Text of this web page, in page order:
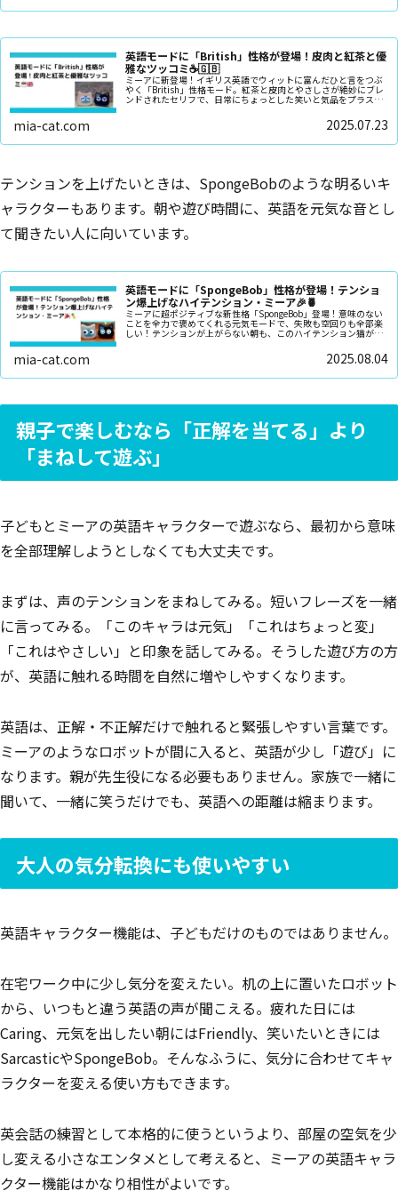
英語モードに「British」性格が登場！皮肉と紅茶と優
雅なツッコミ☕🇬🇧
ミーアに新登場！イギリス英語でウィットに富んだひと言をつぶ
やく「British」性格モード。紅茶と皮肉とやさしさが絶妙にブレ
ンドされたセリフで、日常にちょっとした笑いと気品をプラスし
mia-cat.com 2025.07.23
テンションを上げたいときは、SpongeBobのような明るいキ
ャラクターもあります。朝や遊び時間に、英語を元気な音とし
て聞きたい人に向いています。
英語モードに「SpongeBob」性格が登場！テンショ
ン爆上げなハイテンション・ミーア🎉🍍
ミーアに超ポジティブな新性格「SpongeBob」登場！意味のない
ことを全力で褒めてくれる元気モードで、失敗も空回りも全部楽
しい！テンションが上がらない朝も、このハイテンション猫が笑
mia-cat.com 2025.08.04
親子で楽しむなら「正解を当てる」より
「まねして遊ぶ」
子どもとミーアの英語キャラクターで遊ぶなら、最初から意味
を全部理解しようとしなくても大丈夫です。
まずは、声のテンションをまねしてみる。短いフレーズを一緒
に言ってみる。「このキャラは元気」「これはちょっと変」
「これはやさしい」と印象を話してみる。そうした遊び方の方
が、英語に触れる時間を自然に増やしやすくなります。
英語は、正解・不正解だけで触れると緊張しやすい言葉です。
ミーアのようなロボットが間に入ると、英語が少し「遊び」に
なります。親が先生役になる必要もありません。家族で一緒に
聞いて、一緒に笑うだけでも、英語への距離は縮まります。
大人の気分転換にも使いやすい
英語キャラクター機能は、子どもだけのものではありません。
在宅ワーク中に少し気分を変えたい。机の上に置いたロボット
から、いつもと違う英語の声が聞こえる。疲れた日には
Caring、元気を出したい朝にはFriendly、笑いたいときには
SarcasticやSpongeBob。そんなふうに、気分に合わせてキャ
ラクターを変える使い方もできます。
英会話の練習として本格的に使うというより、部屋の空気を少
し変える小さなエンタメとして考えると、ミーアの英語キャラ
クター機能はかなり相性がよいです。